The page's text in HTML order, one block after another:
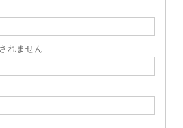
れません